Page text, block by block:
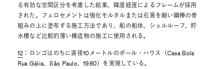
る有効な空間区分を考慮した結果、緯度経度によるフレームが採用
された。フェロセメントは強化モルタルまたは石膏を細い鋼棒の骨
組みの上に塗布する施工方法であり、船の船体、シェルルーフ、貯
水槽など比較的薄い構造物の施工に使用される。
12 ：ロンゴはのちに直径10メートルのボール・ハウス（Casa Bola
Rua Gália、São Paulo、1980）を実現している。